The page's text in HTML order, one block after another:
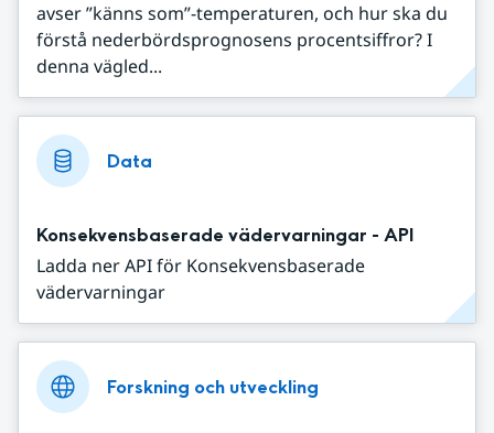
avser ”känns som”-temperaturen, och hur ska du
förstå nederbördsprognosens procentsiffror? I
denna vägled...
Data
Konsekvensbaserade vädervarningar - API
Ladda ner API för Konsekvensbaserade
vädervarningar
Forskning och utveckling